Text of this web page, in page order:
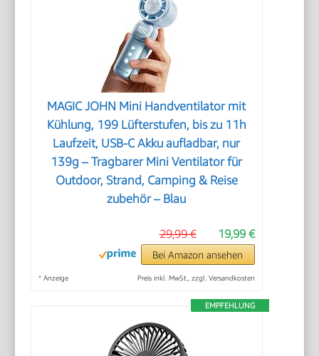
MAGIC JOHN Mini Handventilator mit
Kühlung, 199 Lüfterstufen, bis zu 11h
Laufzeit, USB-C Akku aufladbar, nur
139g – Tragbarer Mini Ventilator für
Outdoor, Strand, Camping & Reise
zubehör – Blau
19,99 €
29,99 €
Bei Amazon ansehen
* Anzeige Preis inkl. MwSt., zzgl. Versandkosten
EMPFEHLUNG